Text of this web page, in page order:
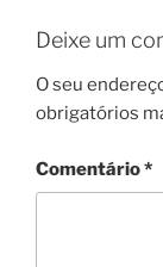
Deixe um
O seu
obrigatórios
Comentário*